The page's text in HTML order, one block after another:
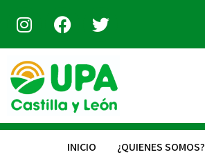
INICIO ¿QUIENES SOMOS?